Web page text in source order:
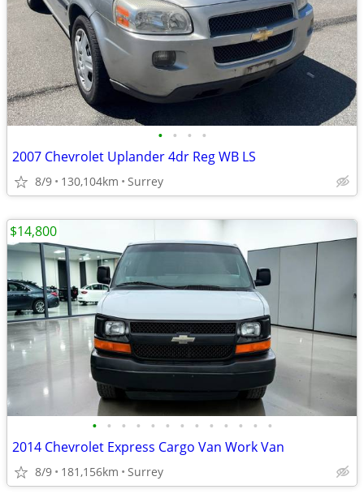
• • • •
2007 Chevrolet Uplander 4dr Reg WB LS
8/9 130,104km Surrey
• • • • • • • • • • • • •
2014 Chevrolet Express Cargo Van Work Van
8/9 181,156km Surrey
$14,800